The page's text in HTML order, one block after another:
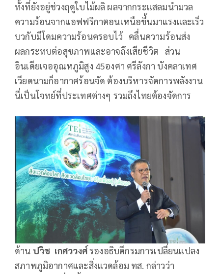
ทั้งที่ยังอยู่ช่วงฤดูใบไม้ผลิ ผลจากกระแสลมนำมวล
ความร้อนจากแอฟฟริกาตอนเหนือขึ้นมาแรงและเร็ว
บวกับมีโดมความร้อนครอบไว้ คลื่นความร้อนส่ง
ผลกระทบต่อสุขภาพและอาจถึงเสียชีวิต ส่วน
อินเดียเจออุณหภูมิสูง 45องศา ศรีลังกา บังคลาเทศ
เวียดนามก็อากาศร้อนจัด ต้องบริหารจัดการพลังงาน
นี่เป็นโจทย์ที่ประเทศต่างๆ รวมถึงไทยต้องจัดการ
ด้าน ปวิช เกศววงศ์รองอธิบดีกรมการเปลี่ยนแปลง
สภาพภูมิอากาศและสิ่งแวดล้อม ทส. กล่าวว่า